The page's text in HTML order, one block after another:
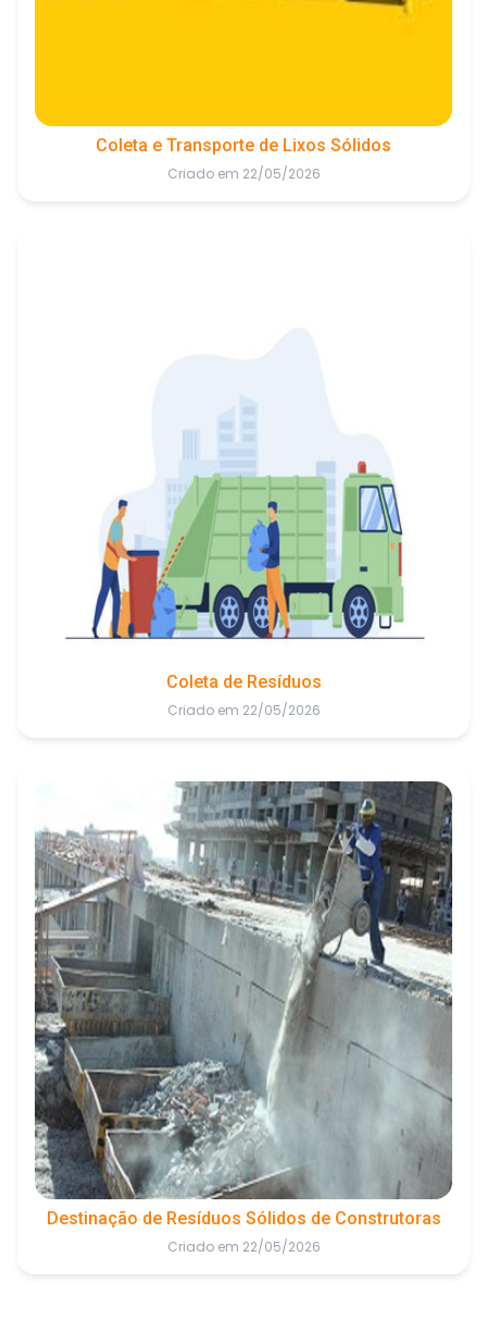
Coleta e Transporte de Lixos Sólidos
Criado em 22/05/2026
Coleta de Resíduos
Criado em 22/05/2026
Destinação de Resíduos Sólidos de Construtoras
Criado em 22/05/2026